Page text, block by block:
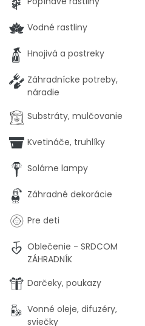
Vodné rastliny
Hnojivá a postreky
Záhradnícke potreby,
náradie
Substráty, mulčovanie
Kvetináče, truhlíky
Solárne lampy
Záhradné dekorácie
Pre deti
Oblečenie - SRDCOM
ZÁHRADNÍK
Darčeky, poukazy
Vonné oleje, difuzéry,
sviečky